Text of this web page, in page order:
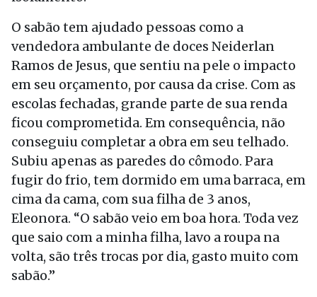
O sabão tem ajudado pessoas como a
vendedora ambulante de doces Neiderlan
Ramos de Jesus, que sentiu na pele o impacto
em seu orçamento, por causa da crise. Com as
escolas fechadas, grande parte de sua renda
ficou comprometida. Em consequência, não
conseguiu completar a obra em seu telhado.
Subiu apenas as paredes do cômodo. Para
fugir do frio, tem dormido em uma barraca, em
cima da cama, com sua filha de 3 anos,
Eleonora. “O sabão veio em boa hora. Toda vez
que saio com a minha filha, lavo a roupa na
volta, são três trocas por dia, gasto muito com
sabão.”